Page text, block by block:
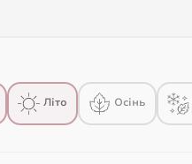
Літо Осінь